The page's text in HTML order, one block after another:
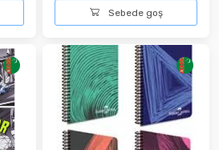
Sebede goş